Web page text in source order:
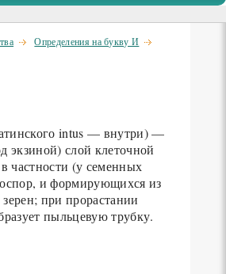
Определения на букву И
intus — внутри) —
экзиной) слой клеточной
частности (у семенных
и формирующихся из
при прорастании
пыльцевую трубку.